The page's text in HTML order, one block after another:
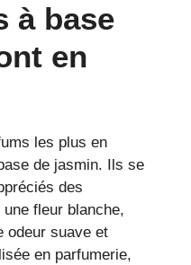
à base
en
les plus en
de jasmin. Ils se
des
une fleur blanche,
odeur suave et
en parfumerie,